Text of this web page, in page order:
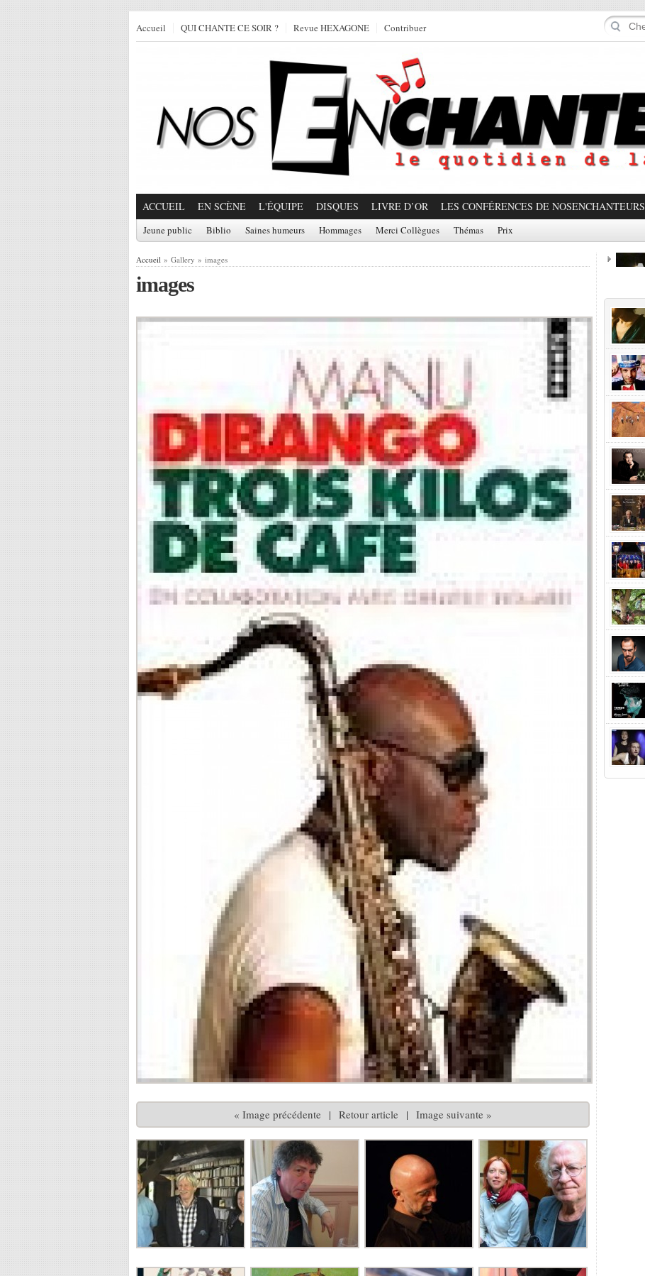
Accueil QUI CHANTE CE SOIR ? Revue HEXAGONE Contribuer
ACCUEIL EN SCÈNE L'ÉQUIPE DISQUES LIVRE D’OR LES CONFÉRENCES DE NOSENCHANTEURS
Jeune public Biblio Saines humeurs Hommages Merci Collègues Thémas Prix
Accueil » Gallery » images
images
« Image précédente | Retour article | Image suivante »